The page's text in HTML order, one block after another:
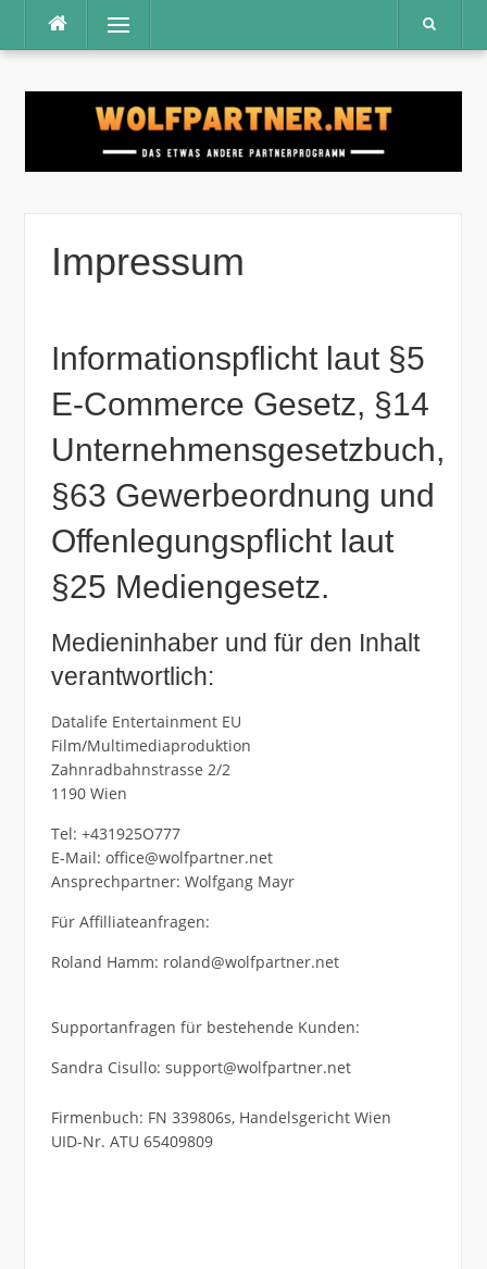
Inhalt
Menü
Impressum
Informationspflicht laut §5
E-Commerce Gesetz, §14
Unternehmensgesetzbuch,
§63 Gewerbeordnung und
Offenlegungspflicht laut
§25 Mediengesetz.
Me­di­en­in­ha­ber und für den In­halt
ver­ant­wort­lich:
Datalife Entertainment EU
Film/Multimediaproduktion
Zahnradbahnstrasse 2/2
1190 Wien
Tel: +431925O777
E-Mail: office@wolfpartner.net
Ansprechpartner: Wolfgang Mayr
Für Affilliateanfragen:
Roland Hamm: roland@wolfpartner.net
Supportanfragen für bestehende Kunden:
Sandra Cisullo: support@wolfpartner.net
Firmenbuch: FN 339806s, Handelsgericht Wien
UID-Nr. ATU 65409809